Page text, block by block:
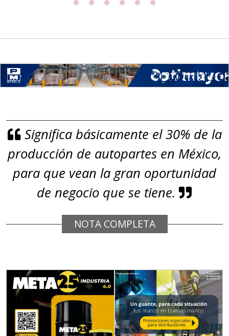
Empresa en Jalisco
GRAFITO LAMINADO EN
ROLLO
Especificaciones:
Requisitos: Garantizar composición
química y origen adecuados
(especialmente para grafito) y
gestión ambiental.
Empresa en Jalisco
Requiere:
GRAFITO
Significa básicamente el 30% de la
producción de autopartes en México,
para que vean la gran oportunidad
de negocio que se tiene.
NOTA COMPLETA